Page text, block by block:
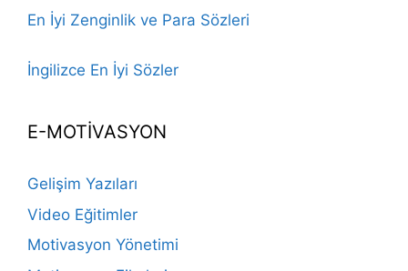
En İyi Zenginlik ve Para Sözleri
İngilizce En İyi Sözler
E-MOTİVASYON
Gelişim Yazıları
Video Eğitimler
Motivasyon Yönetimi